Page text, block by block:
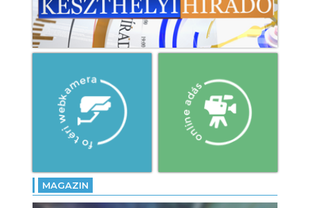
MAGAZIN